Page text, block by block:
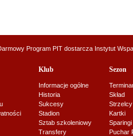
Program PIT dostarcza Instytut
Klub
Informacje ogólne
Historia
Sukcesy
Stadion
Sztab szkoleniowy
Transfery
Sezon
Skład
Strzelcy
Kartki
Sparingi
Puchar